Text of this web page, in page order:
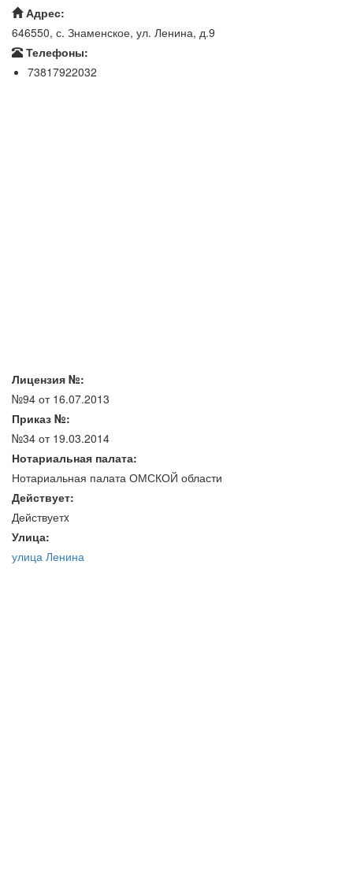
Адрес:
646550, с. Знаменское, ул. Ленина, д.9
Телефоны:
73817922032
Лицензия №:
№94 от 16.07.2013
Приказ №:
№34 от 19.03.2014
Нотариальная палата:
Нотариальная палата ОМСКОЙ области
Действует:
Действуетx
Улица:
улица Ленина